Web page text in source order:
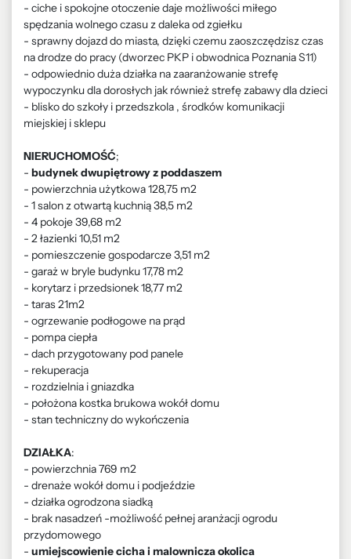
- ciche i spokojne otoczenie daje możliwości miłego
spędzania wolnego czasu z daleka od zgiełku
- sprawny dojazd do miasta, dzięki czemu zaoszczędzisz czas
na drodze do pracy (dworzec PKP i obwodnica Poznania S11)
- odpowiednio duża działka na zaaranżowanie strefę
wypoczynku dla dorosłych jak również strefę zabawy dla dzieci
- blisko do szkoły i przedszkola , środków komunikacji
miejskiej i sklepu
NIERUCHOMOŚĆ;
- budynek dwupiętrowy z poddaszem
- powierzchnia użytkowa 128,75 m2
- 1 salon z otwartą kuchnią 38,5 m2
- 4 pokoje 39,68 m2
- 2 łazienki 10,51 m2
- pomieszczenie gospodarcze 3,51 m2
- garaż w bryle budynku 17,78 m2
- korytarz i przedsionek 18,77 m2
- taras 21m2
- ogrzewanie podłogowe na prąd
- pompa ciepła
- dach przygotowany pod panele
- rekuperacja
- rozdzielnia i gniazdka
- położona kostka brukowa wokół domu
- stan techniczny do wykończenia
DZIAŁKA:
- powierzchnia 769 m2
- drenaże wokół domu i podjeździe
- działka ogrodzona siadką
- brak nasadzeń -możliwość pełnej aranżacji ogrodu
przydomowego
- umiejscowienie cicha i malownicza okolica